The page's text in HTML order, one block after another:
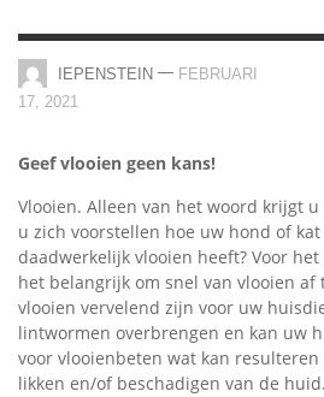
IEPENSTEIN — FEBRUARI
17, 2021
Geef vlooien geen kans!
Vlooien. Alleen van het woord krijgt
u zich voorstellen hoe uw hond of
daadwerkelijk vlooien heeft? Voor
het belangrijk om snel van vlooien af
vlooien vervelend zijn voor uw
lintwormen overbrengen en kan uw
voor vlooienbeten wat kan
likken en/of beschadigen van de huid.